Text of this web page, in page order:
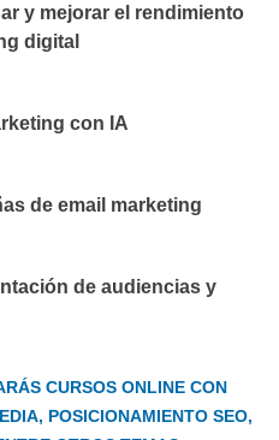
y mejorar el rendimiento
digital
con IA
de email marketing
de audiencias y
CURSOS ONLINE CON
POSICIONAMIENTO SEO,